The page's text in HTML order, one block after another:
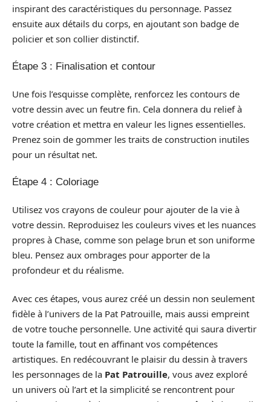
inspirant des caractéristiques du personnage. Passez
ensuite aux détails du corps, en ajoutant son badge de
policier et son collier distinctif.
Étape 3 : Finalisation et contour
Une fois l’esquisse complète, renforcez les contours de
votre dessin avec un feutre fin. Cela donnera du relief à
votre création et mettra en valeur les lignes essentielles.
Prenez soin de gommer les traits de construction inutiles
pour un résultat net.
Étape 4 : Coloriage
Utilisez vos crayons de couleur pour ajouter de la vie à
votre dessin. Reproduisez les couleurs vives et les nuances
propres à Chase, comme son pelage brun et son uniforme
bleu. Pensez aux ombrages pour apporter de la
profondeur et du réalisme.
Avec ces étapes, vous aurez créé un dessin non seulement
fidèle à l’univers de la Pat Patrouille, mais aussi empreint
de votre touche personnelle. Une activité qui saura divertir
toute la famille, tout en affinant vos compétences
artistiques. En redécouvrant le plaisir du dessin à travers
les personnages de la Pat Patrouille, vous avez exploré
un univers où l’art et la simplicité se rencontrent pour